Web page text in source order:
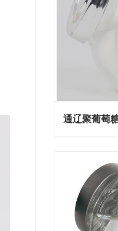
通辽聚葡萄
Contact